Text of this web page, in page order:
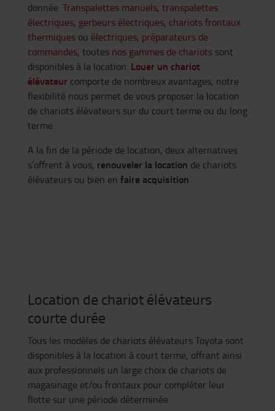
donnée. Transpalettes manuels, transpalettes
électriques, gerbeurs électriques, chariots frontaux
thermiques ou électriques, préparateurs de
commandes, toutes nos gammes de chariots sont
disponibles à la location. Louer un chariot
élévateur comporte de nombreux avantages, notre
flexibilité nous permet de vous proposer la location
de chariots élévateurs sur du court terme ou du long
terme.
A la fin de la période de location, deux alternatives
s’offrent à vous, renouveler la location de chariots
élévateurs ou bien en faire acquisition
Location de chariot élévateurs
courte durée
Tous les modèles de chariots élévateurs Toyota sont
disponibles à la location à court terme, offrant ainsi
aux professionnels un large choix de chariots de
magasinage et/ou frontaux pour compléter leur
flotte sur une période déterminée.